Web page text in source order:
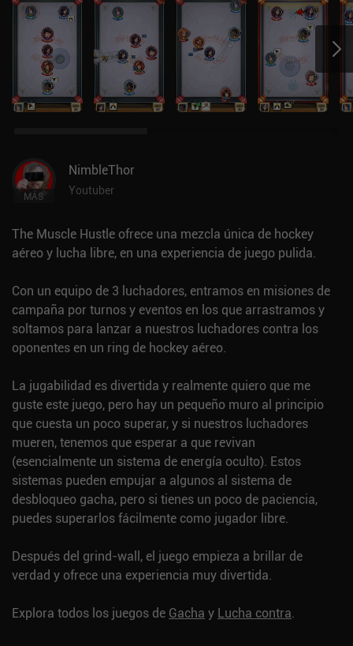
MÁS
NimbleThor
Youtuber
The Muscle Hustle ofrece una mezcla única de hockey
aéreo y lucha libre, en una experiencia de juego pulida.
Con un equipo de 3 luchadores, entramos en misiones de
campaña por turnos y eventos en los que arrastramos y
soltamos para lanzar a nuestros luchadores contra los
oponentes en un ring de hockey aéreo.
La jugabilidad es divertida y realmente quiero que me
guste este juego, pero hay un pequeño muro al principio
que cuesta un poco superar, y si nuestros luchadores
mueren, tenemos que esperar a que revivan
(esencialmente un sistema de energía oculto). Estos
sistemas pueden empujar a algunos al sistema de
desbloqueo gacha, pero si tienes un poco de paciencia,
puedes superarlos fácilmente como jugador libre.
Después del grind-wall, el juego empieza a brillar de
verdad y ofrece una experiencia muy divertida.
Explora todos los juegos de Gacha y Lucha contra.